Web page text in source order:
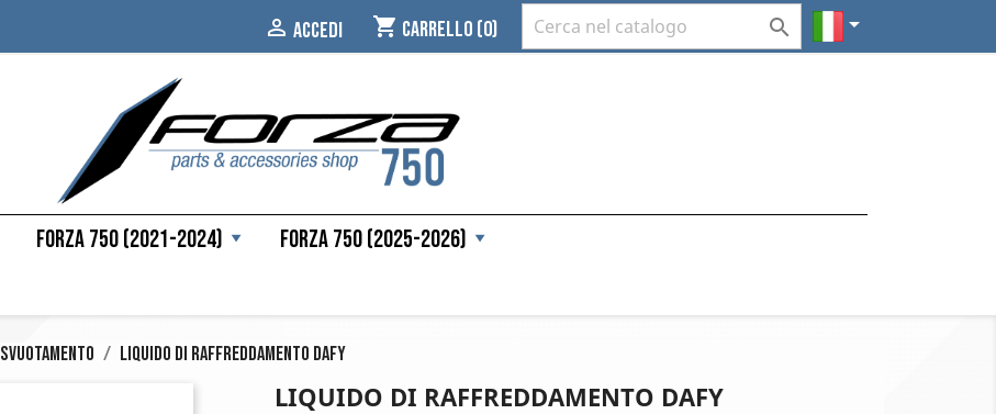
 ACCEDI shopping_cart Carrello (0)  
Forza 750 (2021-2024) Forza 750 (2025-2026)
Svuotamento Liquido di raffreddamento Dafy
LIQUIDO DI RAFFREDDAMENTO DAFY